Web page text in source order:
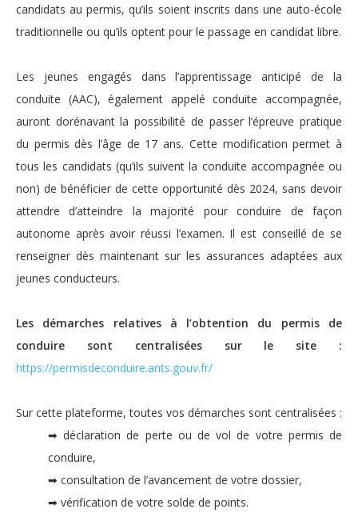
candidats au permis, qu’ils soient inscrits dans une auto-école
traditionnelle ou qu’ils optent pour le passage en candidat libre.
Les jeunes engagés dans l’apprentissage anticipé de la
conduite (AAC), également appelé conduite accompagnée,
auront dorénavant la possibilité de passer l’épreuve pratique
du permis dès l’âge de 17 ans. Cette modification permet à
tous les candidats (qu’ils suivent la conduite accompagnée ou
non) de bénéficier de cette opportunité dès 2024, sans devoir
attendre d’atteindre la majorité pour conduire de façon
autonome après avoir réussi l’examen. Il est conseillé de se
renseigner dès maintenant sur les assurances adaptées aux
jeunes conducteurs.
Les démarches relatives à l’obtention du permis de
conduire sont centralisées sur le site :
https://permisdeconduire.ants.gouv.fr/
Sur cette plateforme, toutes vos démarches sont centralisées :
➡ déclaration de perte ou de vol de votre permis de
conduire,
➡ consultation de l’avancement de votre dossier,
➡ vérification de votre solde de points.